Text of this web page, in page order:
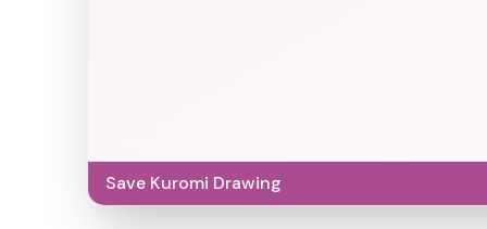
Save Kuromi Drawing